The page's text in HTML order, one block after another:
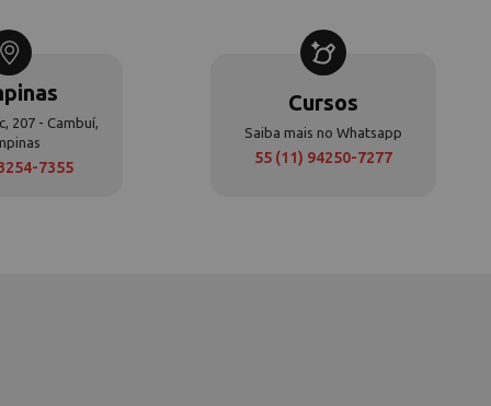
207 - Cambuí,
7355
Cursos
Saiba mais no Whatsapp
55 (11) 94250-7277